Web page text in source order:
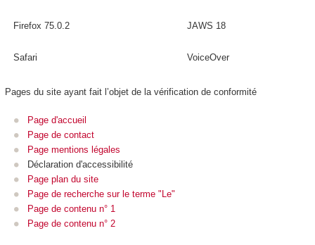
Firefox 75.0.2 JAWS 18
Safari VoiceOver
Pages du site ayant fait l’objet de la vérification de conformité
Page d'accueil
Page de contact
Page mentions légales
Déclaration d'accessibilité
Page plan du site
Page de recherche sur le terme "Le"
Page de contenu n° 1
Page de contenu n° 2